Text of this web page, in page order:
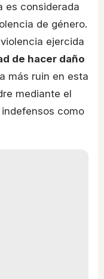
es considerada
de género.
ejercida
de hacer daño
más ruin en esta
mediante el
como